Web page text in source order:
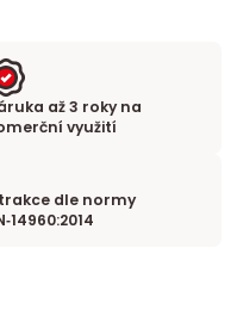
až 3 roky na
využití
dle normy